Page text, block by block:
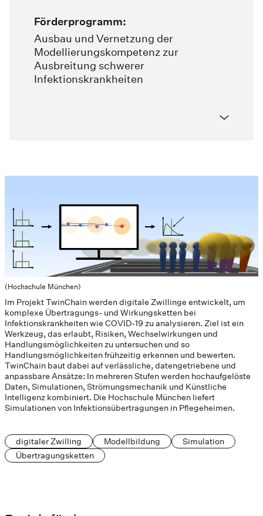
Förderprogramm:
Ausbau und Vernetzung der
Modellierungskompetenz zur
Ausbreitung schwerer
Infektionskrankheiten
(Hochschule München)
Im Projekt TwinChain werden digitale Zwillinge entwickelt, um
komplexe Übertragungs- und Wirkungsketten bei
Infektionskrankheiten wie COVID-19 zu analysieren. Ziel ist ein
Werkzeug, das erlaubt, Risiken, Wechselwirkungen und
Handlungsmöglichkeiten zu untersuchen und so
Handlungsmöglichkeiten frühzeitig erkennen und bewerten.
TwinChain baut dabei auf verlässliche, datengetriebene und
anpassbare Ansätze: In mehreren Stufen werden hochaufgelöste
Daten, Simulationen, Strömungsmechanik und Künstliche
Intelligenz kombiniert. Die Hochschule München liefert
Simulationen von Infektionsübertragungen in Pflegeheimen.
digitaler Zwilling Modellbildung
Simulation
Übertragungsketten